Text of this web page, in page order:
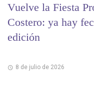
Vuelve la Fiesta
Costero: ya hay
edición
8 de julio de 2026